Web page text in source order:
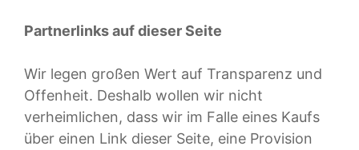
Partnerlinks auf dieser Seite
Wir legen großen Wert auf Transparenz und
Offenheit. Deshalb wollen wir nicht
verheimlichen, dass wir im Falle eines Kaufs
über einen Link dieser Seite, eine Provision